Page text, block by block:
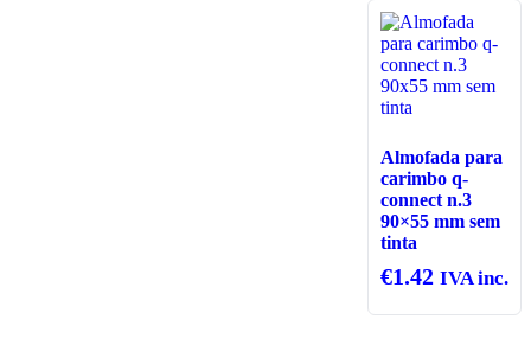
Almofada para
carimbo q-
connect n.3
90×55 mm sem
tinta
€1.42 IVA inc.